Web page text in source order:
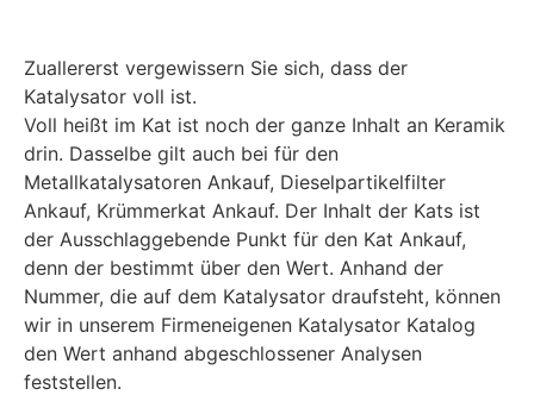
Zuallererst vergewissern Sie sich, dass der
Katalysator voll ist.
Voll heißt im Kat ist noch der ganze Inhalt an Keramik
drin. Dasselbe gilt auch bei für den
Metallkatalysatoren Ankauf, Dieselpartikelfilter
Ankauf, Krümmerkat Ankauf. Der Inhalt der Kats ist
der Ausschlaggebende Punkt für den Kat Ankauf,
denn der bestimmt über den Wert. Anhand der
Nummer, die auf dem Katalysator draufsteht, können
wir in unserem Firmeneigenen Katalysator Katalog
den Wert anhand abgeschlossener Analysen
feststellen.